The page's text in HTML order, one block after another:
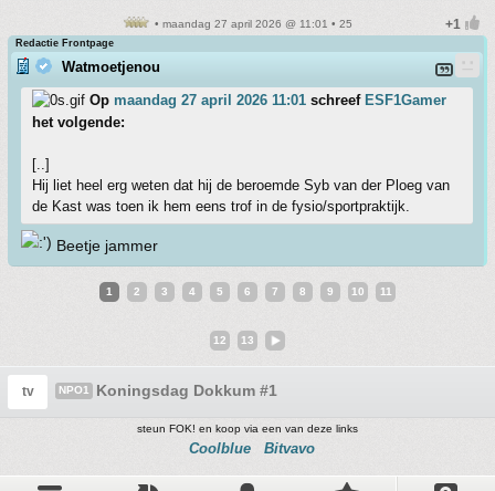
• maandag 27 april 2026 @ 11:01 • 25
Redactie Frontpage
Watmoetjenou
Op maandag 27 april 2026 11:01 schreef ESF1Gamer
het volgende:
[..]
Hij liet heel erg weten dat hij de beroemde Syb van der Ploeg van
de Kast was toen ik hem eens trof in de fysio/sportpraktijk.
Beetje jammer
1 2 3 4 5 6 7 8 9 10 11
12 13
tv NPO1 Koningsdag Dokkum #1
steun FOK! en koop via een van deze links
Coolblue Bitvavo